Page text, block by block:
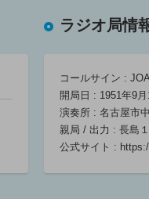
BRAND-NEW
BRAND-
05:30 ～
ラジオ局情
コールサイン :
開局日 : 1951年9月
演奏所 : 名古屋市
親局 / 出力 : 長島
公式サイト :